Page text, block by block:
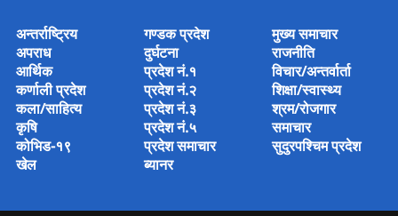
अन्तर्राष्ट्रिय
अपराध
आर्थिक
कर्णाली प्रदेश
कला/साहित्य
कृषि
कोभिड-१९
खेल
गण्डक प्रदेश
दुर्घटना
प्रदेश नं.१
प्रदेश नं.२
प्रदेश नं.३
प्रदेश नं.५
प्रदेश समाचार
ब्यानर
मुख्य समाचार
राजनीति
विचार/अन्तर्वार्ता
शिक्षा/स्वास्थ्य
श्रम/रोजगार
समाचार
सुदुरपश्चिम प्रदेश